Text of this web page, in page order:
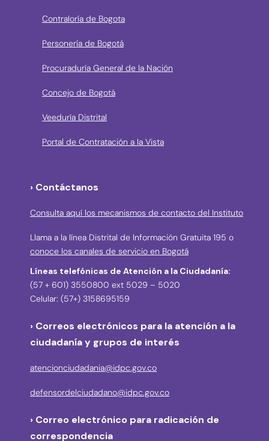
Contraloría de Bogota
Personería de Bogotá
Procuraduría General de la Nación
Concejo de Bogotá
Veeduría Distrital
Portal de Contratación a la Vista
› Contáctanos
Consulta aquí los mecanismos de contacto del Instituto
Llama a la línea Distrital de Información Gratuita 195 o
conoce los canales de servicio en Bogotá
Líneas telefónicas de Atención a la Ciudadanía:
(57 + 601) 3550800 ext 5029 – 5020
Celular: (57+) 3158695159
› Correos electrónicos para la atención a la
ciudadanía y grupos de interés
atencionciudadania@idpc.gov.co
defensordelciudadano@idpc.gov.co
› Correo electrónico para radicación de
correspondencia